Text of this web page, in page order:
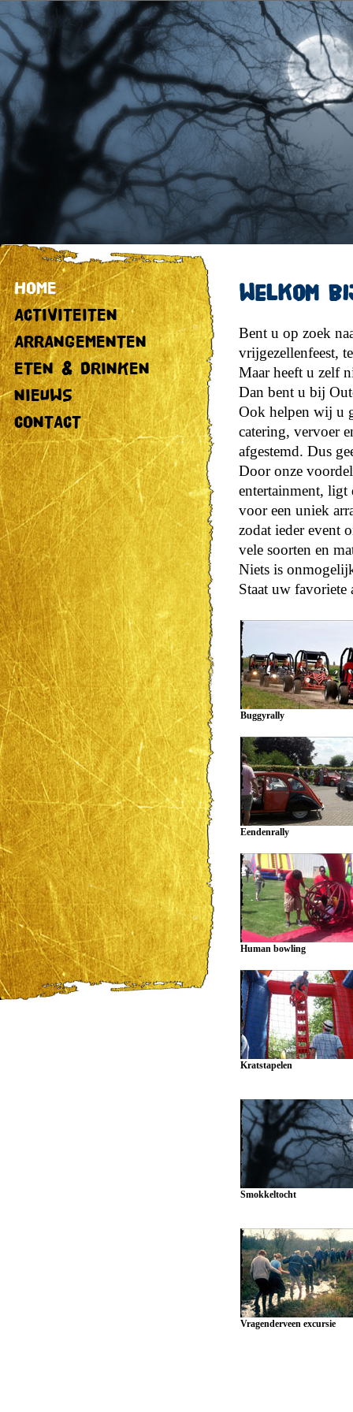
HOME
ACTIVITEITEN
ARRANGEMENTEN
ETEN & DRINKEN
NIEUWS
CONTACT
Welkom
Bent u op zoek
vrijgezellenfeest,
Maar heeft u zelf
Dan bent u bij
Ook helpen wij u
catering, vervoer
afgestemd. Dus
Door onze
entertainment, ligt
voor een uniek
zodat ieder event
vele soorten en
Niets is
Staat uw
Buggyrally
Eendenrally
Human bowling
Kratstapelen
Smokkeltocht
Vragenderveen excursie